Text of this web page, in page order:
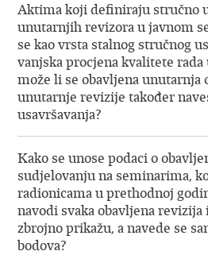
Aktima koji definiraju stručno
unutarnjih revizora u javnom
se kao vrsta stalnog stručnog
vanjska procjena kvalitete
može li se obavljena unutarnja
unutarnje revizije također
usavršavanja?
Kako se unose podaci o
sudjelovanju na seminarima,
radionicama u prethodnoj
navodi svaka obavljena
zbrojno prikažu, a navede se
bodova?